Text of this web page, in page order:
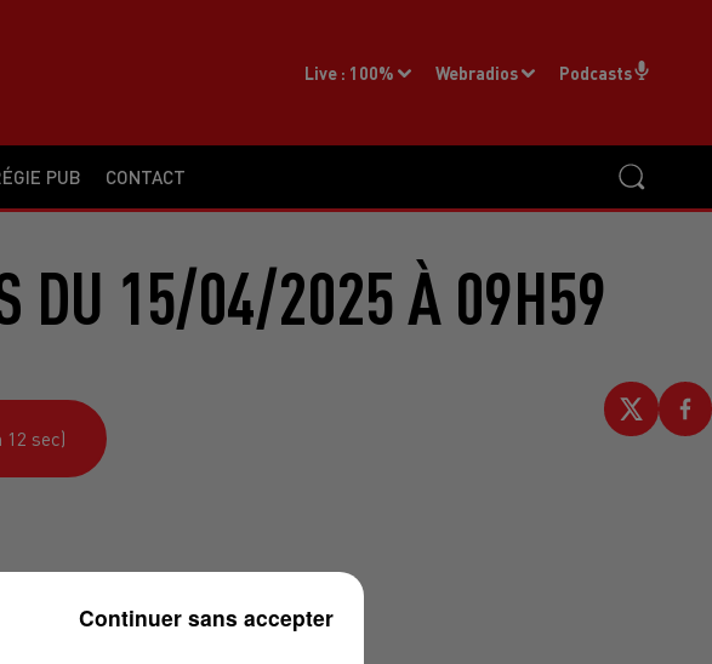
PUB CONTACT
Live : 100% Webradios Podcasts
DU 15/04/2025 À 09H59
sec)
Continuer sans accepter